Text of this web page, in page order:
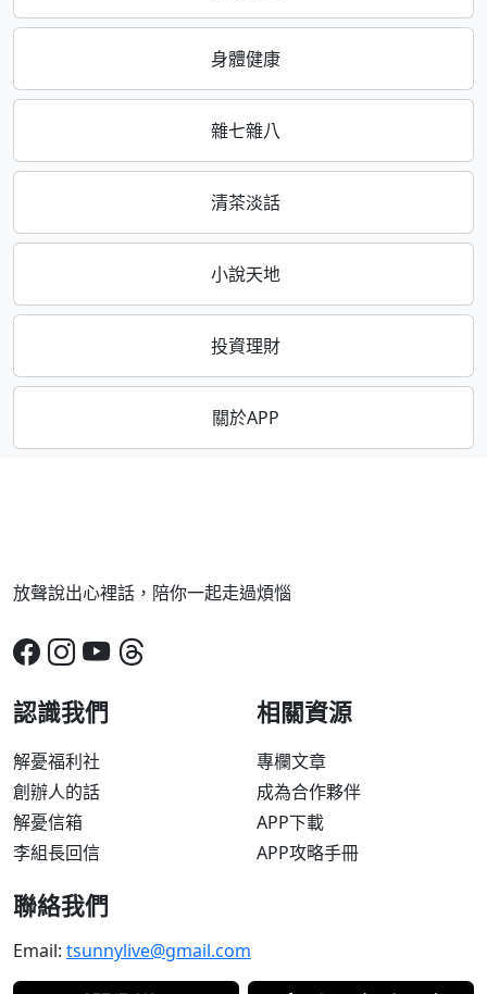
身體健康
雜七雜八
清茶淡話
小說天地
投資理財
關於APP
放聲說出心裡話，陪你一起走過煩惱
認識我們
解憂福利社
創辦人的話
解憂信箱
李組長回信
相關資源
專欄文章
成為合作夥伴
APP下載
APP攻略手冊
聯絡我們
Email: tsunnylive@gmail.com